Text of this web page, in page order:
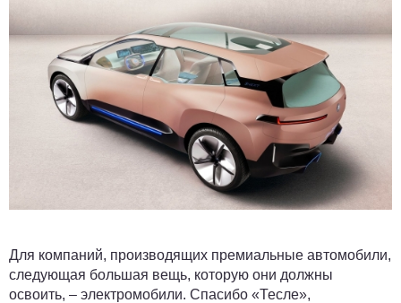
Для компаний, производящих премиальные автомобили,
следующая большая вещь, которую они должны
освоить, – электромобили. Спасибо «Тесле»,